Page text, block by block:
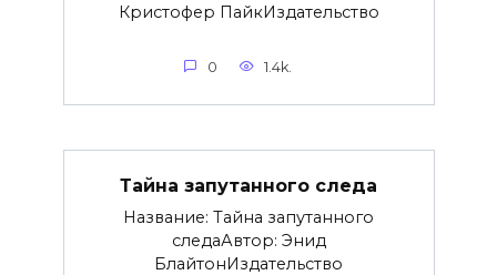
Кристофер ПайкИздательство
0 1.4k.
Тайна запутанного следа
Название: Тайна запутанного
следаАвтор: Энид
БлайтонИздательство